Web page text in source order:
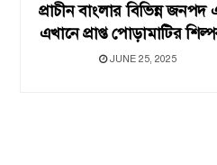
প্রাচীন বাংলার বিভিন্ন জনপদ
এখানে প্রাপ্ত পােড়ামাটির
JUNE 25, 2025